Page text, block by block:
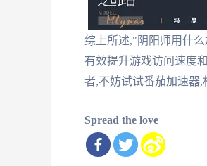
综上所述,"阴阳师用什
有效提升游戏访问速度
者,不妨试试番茄加速器,
Spread the love